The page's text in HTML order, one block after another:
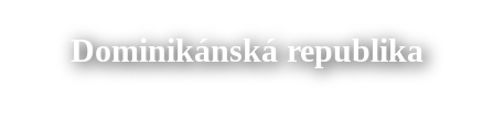
Dominikánská republika